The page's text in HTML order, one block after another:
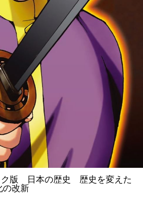
ク版 日本の歴史 歴史を変えた
改新